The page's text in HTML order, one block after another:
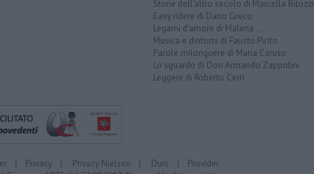
Storie dell'altro secolo di Marcella Bitozzi
Easy ridere di Dario Greco
Legami d'amore di Malena ...
Musica e dintorni di Fausto Pirìto
Parole milonguere di Maria Caruso
Lo sguardo di Don Armando Zappolini
Leggere di Roberto Cerri
| Privacy | Privacy Nielsen | Durc | Provider